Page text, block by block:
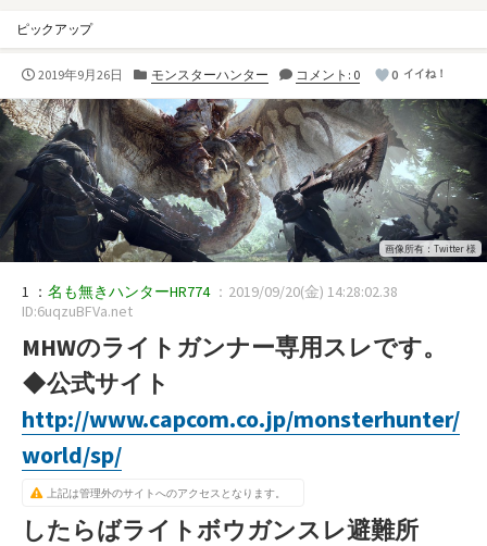
ピックアップ
公
日
2019年9月26日
カ
ゴ
リ
ー
モンスターハンター コメント: 0 0 イイね！
画像所有：Twitter 様
1 ： 名も無きハンターHR774 ：2019/09/20(金) 14:28:02.38
ID:6uqzuBFVa.net
MHWのライトガンナー専用スレです。
◆公式サイト
http://www.capcom.co.jp/monsterhunter/
world/sp/
上記は管理外のサイトへのアクセスとなります。
したらばライトボウガンスレ避難所